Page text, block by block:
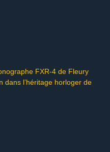
FXR-4 de Fleury
dans l’héritage horloger de